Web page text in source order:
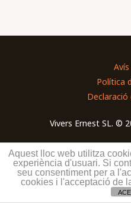
Política
Vivers Ernest SL. ©
Aquest lloc web utilitza
experiència d'usuari. Si
seu consentiment per a
cookies i l'acceptació de